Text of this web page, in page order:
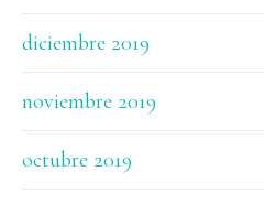
diciembre 2019
noviembre 2019
octubre 2019